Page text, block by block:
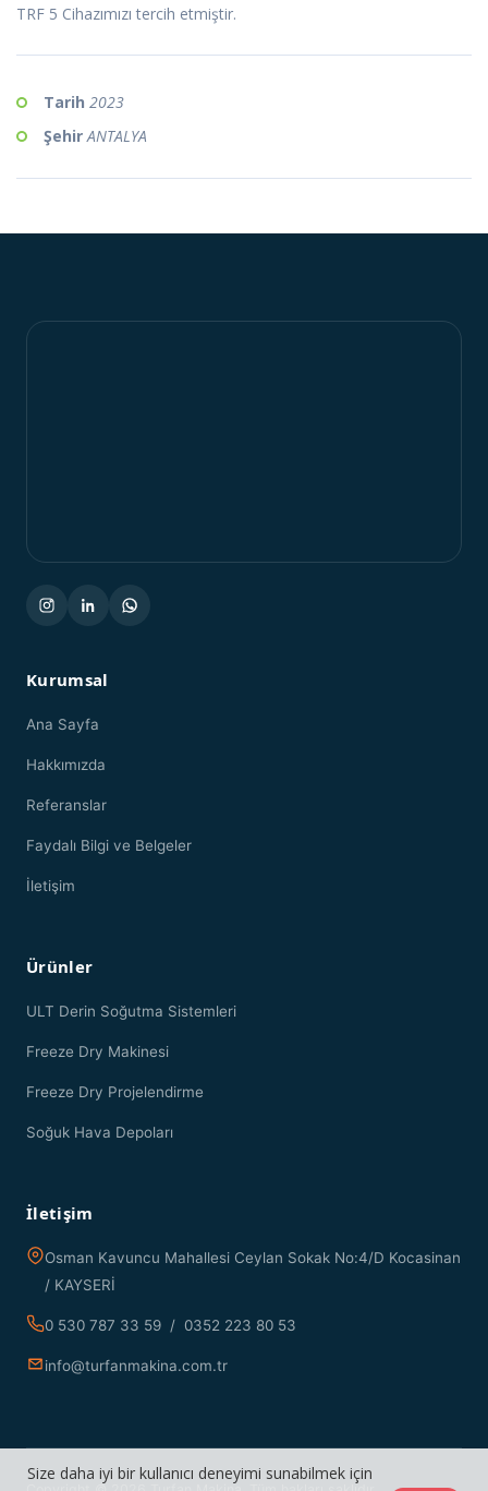
TRF 5 Cihazımızı tercih etmiştir.
Tarih 2023
Şehir ANTALYA
Kurumsal
Ana Sayfa
Hakkımızda
Referanslar
Faydalı Bilgi ve Belgeler
İletişim
Ürünler
ULT Derin Soğutma Sistemleri
Freeze Dry Makinesi
Freeze Dry Projelendirme
Soğuk Hava Depoları
İletişim
Osman Kavuncu Mahallesi Ceylan Sokak No:4/D Kocasinan
/ KAYSERİ
0 530 787 33 59 / 0352 223 80 53
info@turfanmakina.com.tr
Size daha iyi bir kullanıcı deneyimi sunabilmek için